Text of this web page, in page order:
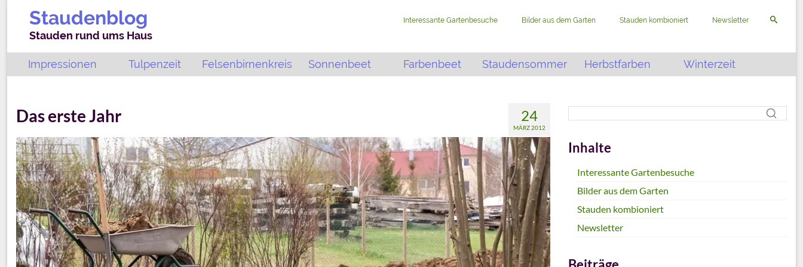
Staudenblog
Stauden rund ums Haus
Interessante Gartenbesuche Bilder aus dem Garten Stauden kombioniert Newsletter
Impressionen Tulpenzeit Felsenbirnenkreis Sonnenbeet Farbenbeet Staudensommer Herbstfarben Winterzeit
24
MÄRZ 2012
Das erste Jahr
Inhalte
Interessante Gartenbesuche
Bilder aus dem Garten
Stauden kombioniert
Newsletter